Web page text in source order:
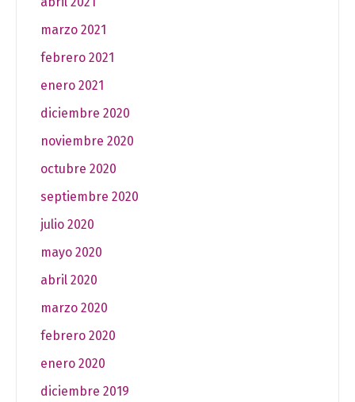
marzo 2021
febrero 2021
enero 2021
diciembre 2020
noviembre 2020
octubre 2020
septiembre 2020
julio 2020
mayo 2020
abril 2020
marzo 2020
febrero 2020
enero 2020
diciembre 2019